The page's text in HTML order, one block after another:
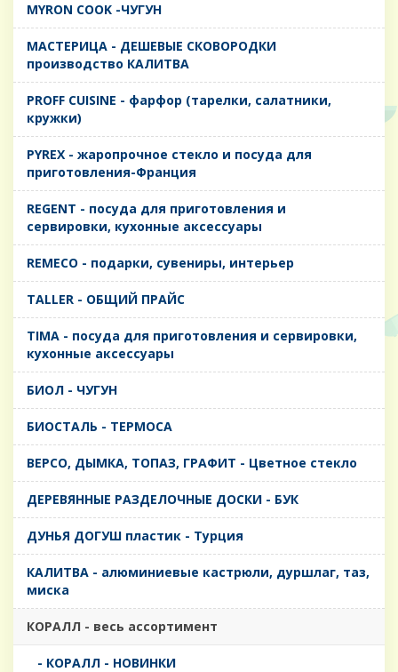
MYRON COOK -ЧУГУН
MАСТЕРИЦА - ДЕШЕВЫЕ СКОВОРОДКИ
производство КАЛИТВА
PROFF CUISINE - фарфор (тарелки, салатники,
кружки)
PYREX - жаропрочное стекло и посуда для
приготовления-Франция
REGENT - посуда для приготовления и
сервировки, кухонные аксессуары
REMECO - подарки, сувениры, интерьер
TALLER - ОБЩИЙ ПРАЙС
TIMA - посуда для приготовления и сервировки,
кухонные аксессуары
БИОЛ - ЧУГУН
БИОСТАЛЬ - ТЕРМОСА
ВЕРСО, ДЫМКА, ТОПАЗ, ГРАФИТ - Цветное стекло
ДЕРЕВЯННЫЕ РАЗДЕЛОЧНЫЕ ДОСКИ - БУК
ДУНЬЯ ДОГУШ пластик - Турция
КАЛИТВА - алюминиевые кастрюли, дуршлаг, таз,
миска
КОРАЛЛ - весь ассортимент
- КОРАЛЛ - НОВИНКИ